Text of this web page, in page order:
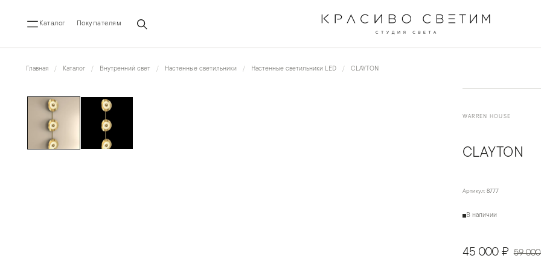
Каталог Покупателям
Главная Каталог Внутренний свет Настенные светильники Настенные светильники LED CLAYTON
← 1/
WARREN HOUSE
CLAYTON
Артикул: 8777
В наличии
45 000 ₽ 59